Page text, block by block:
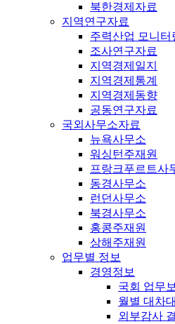
북한경제자료
지역연구자료
주력산업 모니터
조사연구자료
지역경제일지
지역경제통계
지역경제동향
공동연구자료
국외사무소자료
뉴욕사무소
워싱턴주재원
프랑크푸르트사
동경사무소
런던사무소
북경사무소
홍콩주재원
상해주재원
업무별 정보
경영정보
국회 업무
월별 대차
외부감사